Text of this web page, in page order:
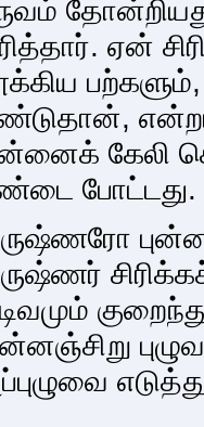
ஏன்
கேலி
போட்டது.